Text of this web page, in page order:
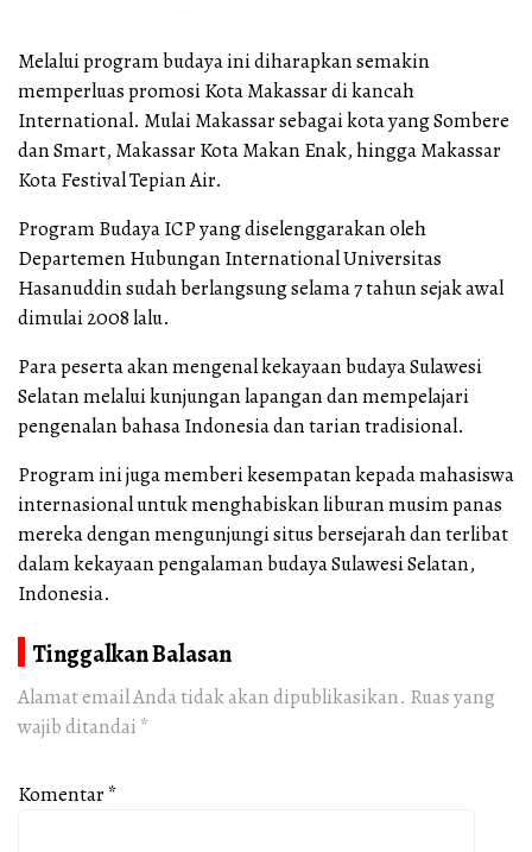
Melalui program budaya ini diharapkan semakin
memperluas promosi Kota Makassar di kancah
International. Mulai Makassar sebagai kota yang Sombere
dan Smart, Makassar Kota Makan Enak, hingga Makassar
Kota Festival Tepian Air.
Program Budaya ICP yang diselenggarakan oleh
Departemen Hubungan International Universitas
Hasanuddin sudah berlangsung selama 7 tahun sejak awal
dimulai 2008 lalu.
Para peserta akan mengenal kekayaan budaya Sulawesi
Selatan melalui kunjungan lapangan dan mempelajari
pengenalan bahasa Indonesia dan tarian tradisional.
Program ini juga memberi kesempatan kepada mahasiswa
internasional untuk menghabiskan liburan musim panas
mereka dengan mengunjungi situs bersejarah dan terlibat
dalam kekayaan pengalaman budaya Sulawesi Selatan,
Indonesia.
Tinggalkan Balasan
Alamat email Anda tidak akan dipublikasikan. Ruas yang
wajib ditandai *
Komentar*